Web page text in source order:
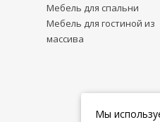
Мебель для спальни
Мебель для гостиной из
массива
Мы